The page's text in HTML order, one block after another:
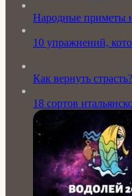
Народные приметы
10 упражнений,
Как вернуть страсть?
18 сортов